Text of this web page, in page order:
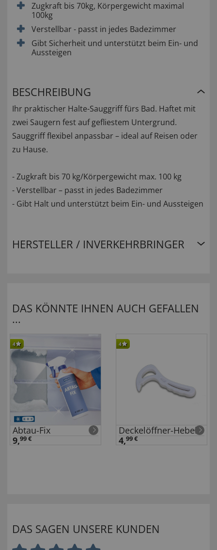
Zugkraft bis 70kg, Körpergewicht maximal
100kg
Verstellbar - passt in jedes Badezimmer
Gibt Sicherheit und unterstützt beim Ein- und
Aussteigen
BESCHREIBUNG
Ihr praktischer Halte-Sauggriff fürs Bad. Haftet mit
zwei Saugern fest auf gefliestem Untergrund.
Sauggriff flexibel anpassbar – ideal auf Reisen oder
zu Hause.
- Zugkraft bis 70 kg/Körpergewicht max. 100 kg
- Verstellbar – passt in jedes Badezimmer
- Gibt Halt und unterstützt beim Ein- und Aussteigen
HERSTELLER / INVERKEHRBRINGER
DAS KÖNNTE IHNEN AUCH GEFALLEN
...
4
Abtau-Fix
9,99 €
4
Deckelöffner-Hebel
4,99 €
DAS SAGEN UNSERE KUNDEN